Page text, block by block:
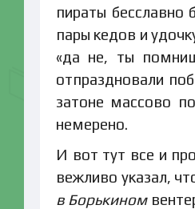
пираты
пары кедов и
«да не, ты
отпраздновали
затоне массово
немерено.
И вот тут все и
вежливо указал,
в Борькином